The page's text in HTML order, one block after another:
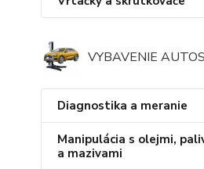
VYBAVENIE
Diagnostika a meranie
Manipulácia s olejmi,
a mazivami